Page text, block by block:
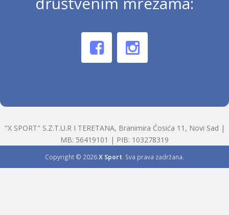
"X SPORT" S.Z.T.U.R I TERETANA, Branimira Ćosića 11, Novi Sad |
MB: 56419101 | PIB: 103278319
Copyright © 2026X Sport. Sva prava zadržana.